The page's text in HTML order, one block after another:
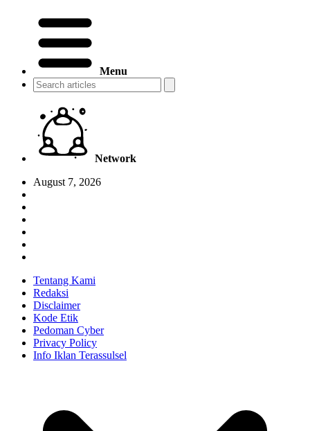
Menu
Network
August 7, 2026
Tentang Kami
Redaksi
Disclaimer
Kode Etik
Pedoman Cyber
Privacy Policy
Info Iklan Terassulsel